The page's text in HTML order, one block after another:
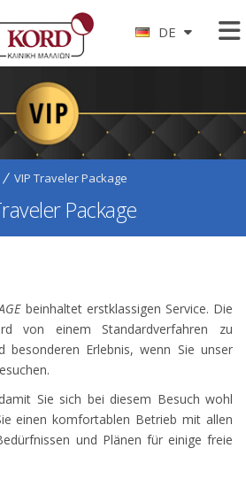
DE
VIP Traveler Package
Package
beinhaltet erstklassigen Service. Die
von einem Standardverfahren zu
besonderen Erlebnis, wenn Sie unser
Sie sich bei diesem Besuch wohl
einen komfortablen Betrieb mit allen
und Plänen für einige freie